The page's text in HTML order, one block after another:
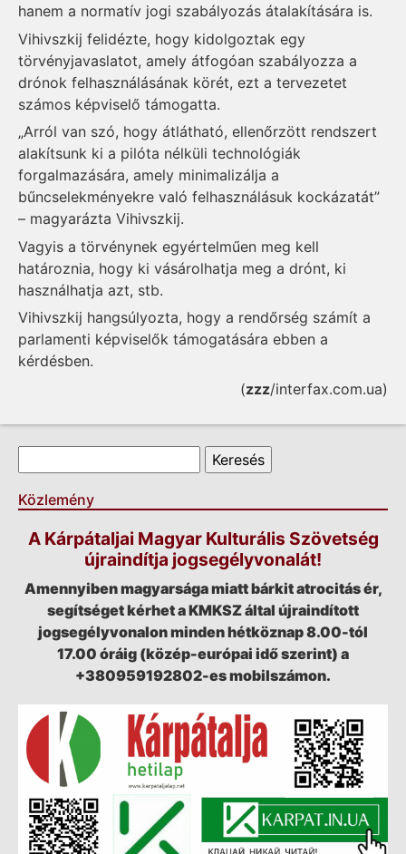
hanem a normatív jogi szabályozás átalakítására is.
Vihivszkij felidézte, hogy kidolgoztak egy
törvényjavaslatot, amely átfogóan szabályozza a
drónok felhasználásának körét, ezt a tervezetet
számos képviselő támogatta.
„Arról van szó, hogy átlátható, ellenőrzött rendszert
alakítsunk ki a pilóta nélküli technológiák
forgalmazására, amely minimalizálja a
bűncselekményekre való felhasználásuk kockázatát”
– magyarázta Vihivszkij.
Vagyis a törvénynek egyértelműen meg kell
határoznia, hogy ki vásárolhatja meg a drónt, ki
használhatja azt, stb.
Vihivszkij hangsúlyozta, hogy a rendőrség számít a
parlamenti képviselők támogatására ebben a
kérdésben.
(zzz/interfax.com.ua)
Keresés űrlap
Keresés
Közlemény
A Kárpátaljai Magyar Kulturális Szövetség
újraindítja jogsegélyvonalát!
Amennyiben magyarsága miatt bárkit atrocitás ér,
segítséget kérhet a KMKSZ által újraindított
jogsegélyvonalon minden hétköznap 8.00-tól
17.00 óráig (közép-európai idő szerint) a
+380959192802-es mobilszámon.